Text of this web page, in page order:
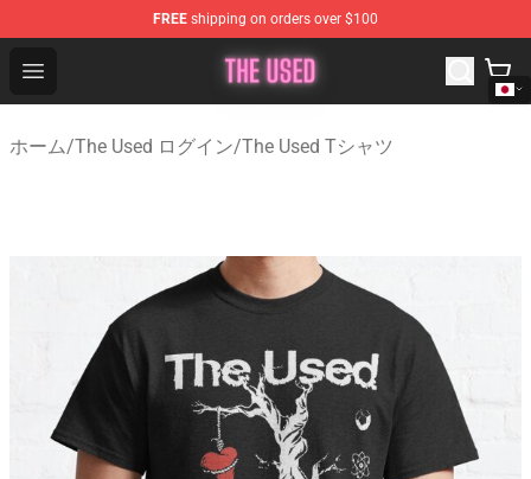
FREE shipping on orders over $100
Open menu
The Used Store - Official The Used Merchandise Shop
ホーム/The Used ログイン/The Used Tシャツ